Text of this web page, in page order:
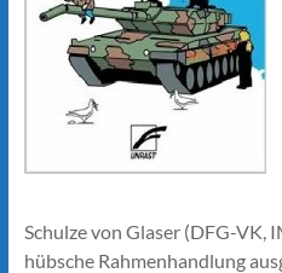
Schulze von Glaser (DFG-VK,
hübsche Rahmenhandlung